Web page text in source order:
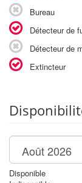
Bureau
Détecteur de
Détecteur de
Extincteur
Disponible